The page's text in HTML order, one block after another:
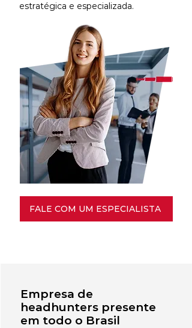
estratégica e especializada.
FALE COM UM ESPECIALISTA
Empresa de
headhunters presente
em todo o Brasil